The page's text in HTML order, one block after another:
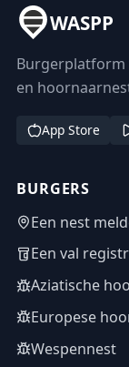
WASPP
Burgerplatform
en
App Store
BURGERS
Een nest
Een val
Aziatische
Europese
Wespennest